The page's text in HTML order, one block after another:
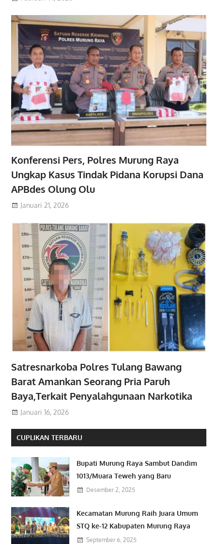
Konferensi Pers, Polres Murung Raya
Ungkap Kasus Tindak Pidana Korupsi Dana
APBdes Olung Olu
Januari 21, 2026
Satresnarkoba Polres Tulang Bawang
Barat Amankan Seorang Pria Paruh
Baya,Terkait Penyalahgunaan Narkotika
Januari 16, 2026
CUPLIKAN TERBARU
Bupati Murung Raya Sambut Dandim
1013/Muara Teweh yang Baru
Desember 2, 2025
Kecamatan Murung Raih Juara Umum
STQ ke-12 Kabupaten Murung Raya
September 6, 2025